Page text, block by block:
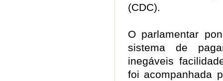
(CDC).
O parlamentar
sistema de
inegáveis
foi acompanhada